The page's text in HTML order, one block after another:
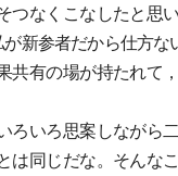
なくこなしたと思
新参者だから仕方な
有の場が持たれて
いろ思案しながら
同じだな。そんな